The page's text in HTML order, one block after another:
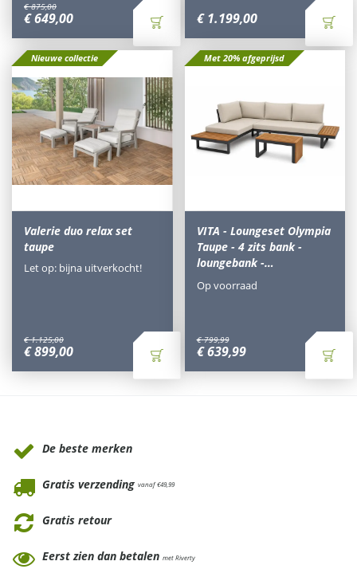
€ 875,00
€649,00 € 1.199,00
Nieuwe collectie
Valerie duo relax set
taupe
€ 1.125,00
€899,00
Let op: bijna uitverkocht!
Met 20% afgeprijsd
VITA - Loungeset Olympia
Taupe - 4 zits bank -
loungebank -…
€ 799,99
€ 639,99
Op voorraad
De beste merken
Gratis verzending vanaf €49,99
Gratis retour
Eerst zien dan betalen met Riverty